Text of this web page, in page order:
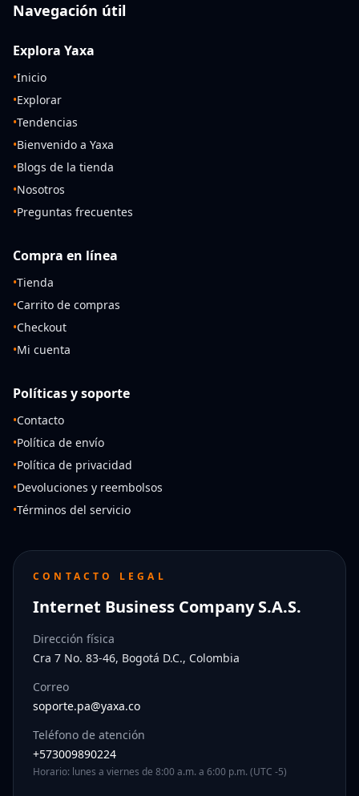
Navegación útil
Explora Yaxa
•Inicio
•Explorar
•Tendencias
•Bienvenido a Yaxa
•Blogs de la tienda
•Nosotros
•Preguntas frecuentes
Compra en línea
•Tienda
•Carrito de compras
•Checkout
•Mi cuenta
Políticas y soporte
•Contacto
•Política de envío
•Política de privacidad
•Devoluciones y reembolsos
•Términos del servicio
CONTACTO LEGAL
Internet Business Company S.A.S.
Dirección física
Cra 7 No. 83-46, Bogotá D.C., Colombia
Correo
soporte.pa@yaxa.co
Teléfono de atención
+573009890224
Horario: lunes a viernes de 8:00 a.m. a 6:00 p.m. (UTC -5)